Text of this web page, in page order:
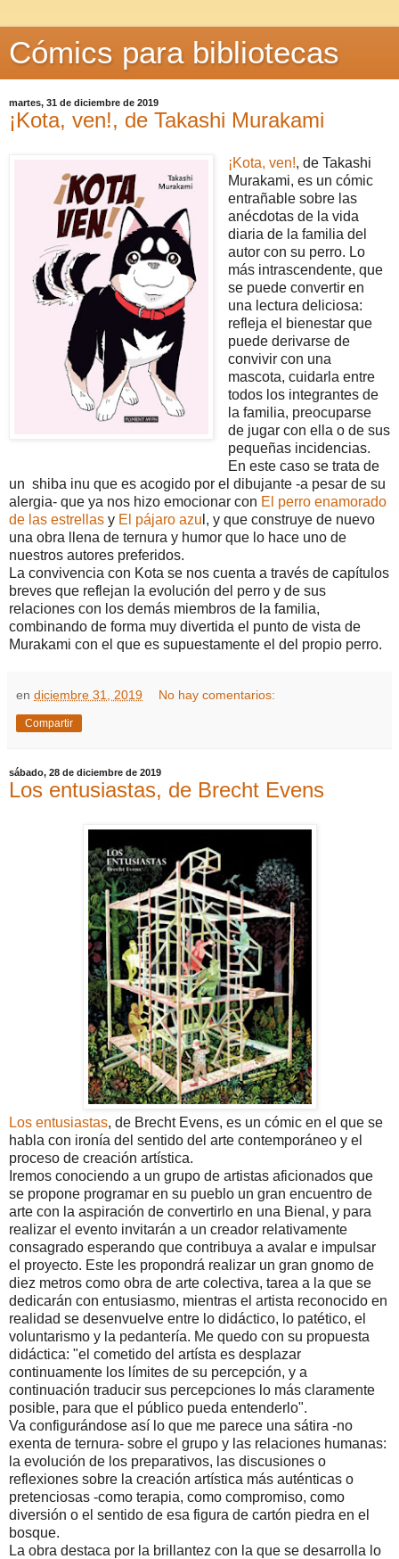
Cómics para bibliotecas
martes, 31 de diciembre de 2019
¡Kota, ven!, de Takashi Murakami
¡Kota, ven!, de Takashi
Murakami, es un cómic
entrañable sobre las
anécdotas de la vida
diaria de la familia del
autor con su perro. Lo
más intrascendente, que
se puede convertir en
una lectura deliciosa:
refleja el bienestar que
puede derivarse de
convivir con una
mascota, cuidarla entre
todos los integrantes de
la familia, preocuparse
de jugar con ella o de sus
pequeñas incidencias.
En este caso se trata de
un shiba inu que es acogido por el dibujante -a pesar de su
alergia- que ya nos hizo emocionar con El perro enamorado
de las estrellas y El pájaro azu l, y que construye de nuevo
una obra llena de ternura y humor que lo hace uno de
nuestros autores preferidos.
La convivencia con Kota se nos cuenta a través de capítulos
breves que reflejan la evolución del perro y de sus
relaciones con los demás miembros de la familia,
combinando de forma muy divertida el punto de vista de
Murakami con el que es supuestamente el del propio perro.
en diciembre 31, 2019 No hay comentarios:
Compartir
sábado, 28 de diciembre de 2019
Los entusiastas, de Brecht Evens
Los entusiastas, de Brecht Evens, es un cómic en el que se
habla con ironía del sentido del arte contemporáneo y el
proceso de creación artística.
Iremos conociendo a un grupo de artistas aficionados que
se propone programar en su pueblo un gran encuentro de
arte con la aspiración de convertirlo en una Bienal, y para
realizar el evento invitarán a un creador relativamente
consagrado esperando que contribuya a avalar e impulsar
el proyecto. Este les propondrá realizar un gran gnomo de
diez metros como obra de arte colectiva, tarea a la que se
dedicarán con entusiasmo, mientras el artista reconocido en
realidad se desenvuelve entre lo didáctico, lo patético, el
voluntarismo y la pedantería. Me quedo con su propuesta
didáctica: "el cometido del artísta es desplazar
continuamente los límites de su percepción, y a
continuación traducir sus percepciones lo más claramente
posible, para que el público pueda entenderlo".
Va configurándose así lo que me parece una sátira -no
exenta de ternura- sobre el grupo y las relaciones humanas:
la evolución de los preparativos, las discusiones o
reflexiones sobre la creación artística más auténticas o
pretenciosas -como terapia, como compromiso, como
diversión o el sentido de esa figura de cartón piedra en el
bosque.
La obra destaca por la brillantez con la que se desarrolla lo